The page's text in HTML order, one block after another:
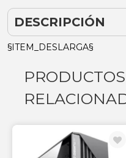
DESCRIPCIÓN
§ITEM_DESLARGA§
PRODUCTOS